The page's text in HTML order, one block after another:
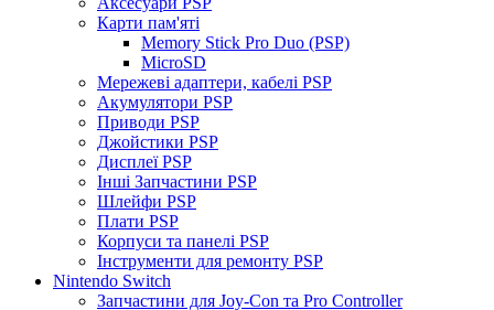
Карти пам'яті
Memory Stick Pro Duo (PSP)
MicroSD
Мережеві адаптери, кабелі PSP
Акумулятори PSP
Приводи PSP
Джойстики PSP
Дисплеї PSP
Інші Запчастини PSP
Шлейфи PSP
Плати PSP
Корпуси та панелі PSP
Інструменти для ремонту PSP
Nintendo Switch
Запчастини для Joy-Con та Pro Controller